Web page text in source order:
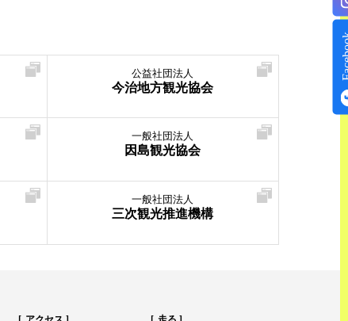
公益社団法人
今治地方観光協会
一般社団法人
因島観光協会
一般社団法人
三次観光推進機構